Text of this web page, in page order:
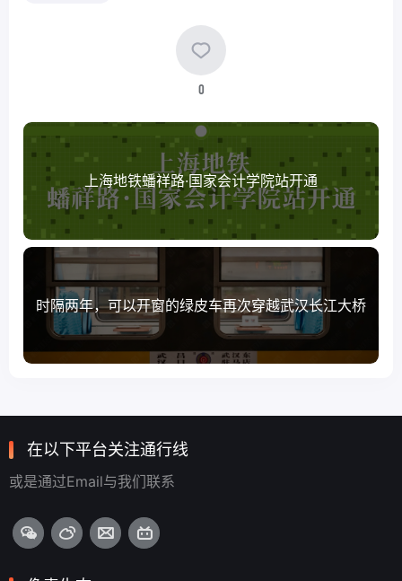
0
上海地铁蟠祥路·国家会计学院站开通
时隔两年，可以开窗的绿皮车再次穿越武汉长江大桥
在以下平台关注通行线
或是通过Email与我们联系